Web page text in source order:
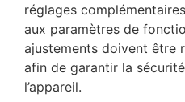
réglages
aux paramètres de
ajustements doivent être
afin de garantir la
l’appareil.